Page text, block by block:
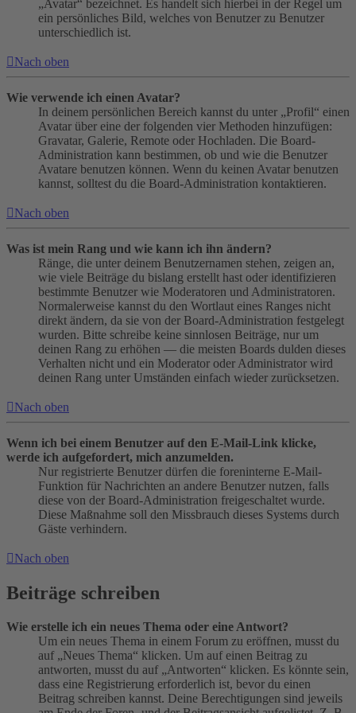
„Avatar“ bezeichnet. Es handelt sich hierbei in der Regel um
ein persönliches Bild, welches von Benutzer zu Benutzer
unterschiedlich ist.
Nach oben
Wie verwende ich einen Avatar?
In deinem persönlichen Bereich kannst du unter „Profil“ einen
Avatar über eine der folgenden vier Methoden hinzufügen:
Gravatar, Galerie, Remote oder Hochladen. Die Board-
Administration kann bestimmen, ob und wie die Benutzer
Avatare benutzen können. Wenn du keinen Avatar benutzen
kannst, solltest du die Board-Administration kontaktieren.
Nach oben
Was ist mein Rang und wie kann ich ihn ändern?
Ränge, die unter deinem Benutzernamen stehen, zeigen an,
wie viele Beiträge du bislang erstellt hast oder identifizieren
bestimmte Benutzer wie Moderatoren und Administratoren.
Normalerweise kannst du den Wortlaut eines Ranges nicht
direkt ändern, da sie von der Board-Administration festgelegt
wurden. Bitte schreibe keine sinnlosen Beiträge, nur um
deinen Rang zu erhöhen — die meisten Boards dulden dieses
Verhalten nicht und ein Moderator oder Administrator wird
deinen Rang unter Umständen einfach wieder zurücksetzen.
Nach oben
Wenn ich bei einem Benutzer auf den E-Mail-Link klicke,
werde ich aufgefordert, mich anzumelden.
Nur registrierte Benutzer dürfen die foreninterne E-Mail-
Funktion für Nachrichten an andere Benutzer nutzen, falls
diese von der Board-Administration freigeschaltet wurde.
Diese Maßnahme soll den Missbrauch dieses Systems durch
Gäste verhindern.
Nach oben
Beiträge schreiben
Wie erstelle ich ein neues Thema oder eine Antwort?
Um ein neues Thema in einem Forum zu eröffnen, musst du
auf „Neues Thema“ klicken. Um auf einen Beitrag zu
antworten, musst du auf „Antworten“ klicken. Es könnte sein,
dass eine Registrierung erforderlich ist, bevor du einen
Beitrag schreiben kannst. Deine Berechtigungen sind jeweils